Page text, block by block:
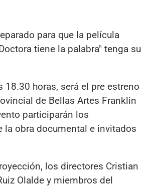
para que la película
tiene la palabra" tenga su
18.30 horas, será el pre estreno
de Bellas Artes Franklin
participarán los
la obra documental e invitados
los directores Cristian
Olalde y miembros del